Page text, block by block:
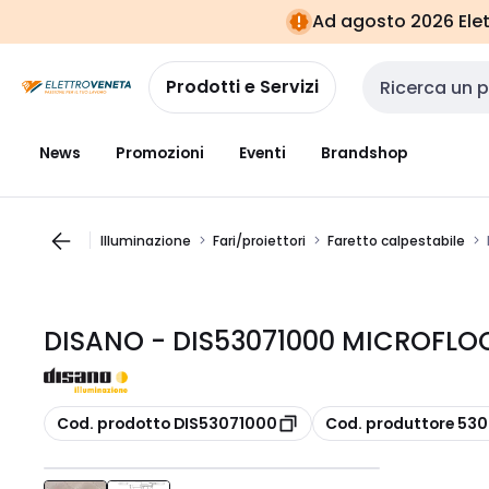
navigazionealla
pagina
Ad agosto 2026
Prodotti e Servizi Cerca input
News Promozioni Eventi Brandshop
Illuminazione Fari/proiettori Faretto calpestabile
DISANO - DIS53071000
copia
Cod. prodotto DIS53071000 copia
Cod. produttore